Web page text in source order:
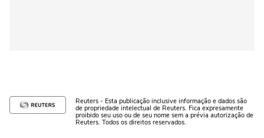
Reuters - Esta publicação inclusive informação e dados são
de propriedade intelectual de Reuters. Fica expresamente
proibido seu uso ou de seu nome sem a prévia autorização de
Reuters. Todos os direitos reservados.